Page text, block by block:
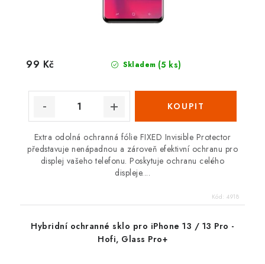
Skladem (5 ks)
99 Kč
Extra odolná ochranná fólie FIXED Invisible Protector
představuje nenápadnou a zároveň efektivní ochranu pro
displej vašeho telefonu. Poskytuje ochranu celého
displeje....
Kód: 4918
Hybridní ochranné sklo pro iPhone 13 / 13 Pro -
Hofi, Glass Pro+